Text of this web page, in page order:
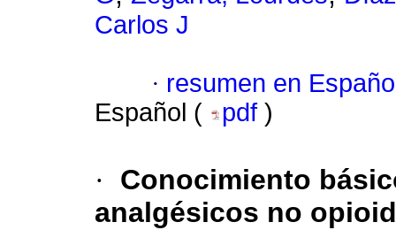
Carlos J
· resumen en
Español (
pdf )
·
Conocimiento
analgésicos no